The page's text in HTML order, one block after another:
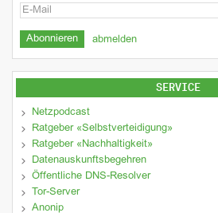
abmelden
SERVICE
Netzpodcast
Ratgeber «Selbstverteidigung»
Ratgeber «Nachhaltigkeit»
Datenauskunftsbegehren
Öffentliche DNS-Resolver
Tor-Server
Anonip